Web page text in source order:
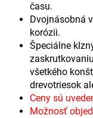
času.
Dvojnásobná
korózii.
Špeciálne
všetkého
drevotriesok
Ceny sú
Možnosť